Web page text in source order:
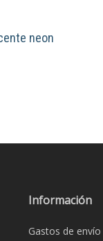
neon
Información
Gastos de envío